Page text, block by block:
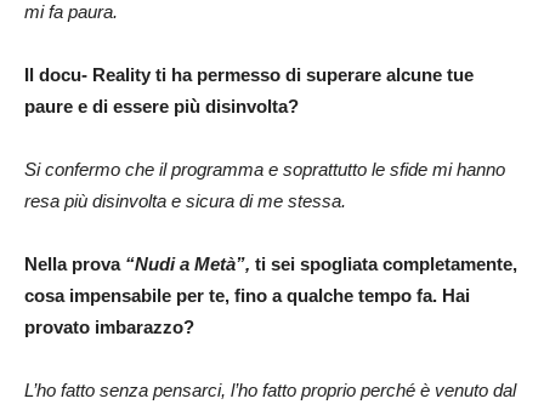
mi fa paura.
Il docu- Reality ti ha permesso di superare alcune tue
paure e di essere più disinvolta?
Si confermo che il programma e soprattutto le sfide mi hanno
resa più disinvolta e sicura di me stessa.
Nella prova “Nudi a Metà”, ti sei spogliata completamente,
cosa impensabile per te, fino a qualche tempo fa. Hai
provato imbarazzo?
L’ho fatto senza pensarci, l’ho fatto proprio perché è venuto dal